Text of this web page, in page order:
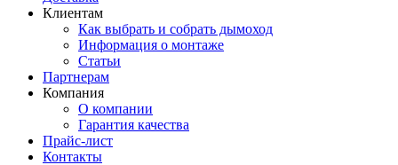
Клиентам
Как выбрать и собрать дымоход
Информация о монтаже
Статьи
Партнерам
Компания
О компании
Гарантия качества
Прайс-лист
Контакты